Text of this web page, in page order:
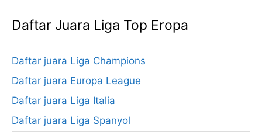
Daftar Juara Liga Top Eropa
Daftar juara Liga Champions
Daftar juara Europa League
Daftar juara Liga Italia
Daftar juara Liga Spanyol